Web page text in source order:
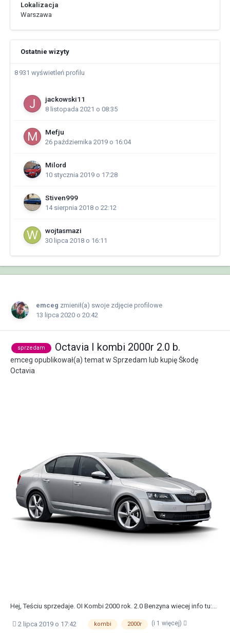
Lokalizacja
Warszawa
Ostatnie wizyty
8 931 wyświetleń profilu
jackowski11
8 listopada 2021 o 08:35
Mefju
26 października 2019 o 16:04
Milord
10 stycznia 2019 o 17:28
Stiven999
14 sierpnia 2018 o 22:12
wojtasmazi
30 lipca 2018 o 16:11
emceg zmienił(a) swoje zdjęcie profilowe
13 lipca 2020 o 20:42
sprzedam Octavia I kombi 2000r 2.0 b.
emceg opublikował(a) temat w Sprzedam lub kupię Škodę
Octavia
Hej, Teściu sprzedaje. OI Kombi 2000 rok. 2.0 Benzyna wiecej info tu:...
2 lipca 2019 o 17:42 kombi 2000r (i 1 więcej)